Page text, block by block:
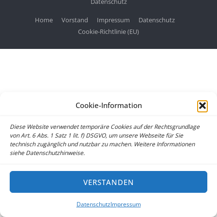
Cookie-Information
Diese Website verwendet temporäre Cookies auf der Rechtsgrundlage
von Art. 6 Abs. 1 Satz 1 lit. f) DSGVO, um unsere Webseite für Sie
technisch zugänglich und nutzbar zu machen. Weitere Informationen
siehe Datenschutzhinweise.
VERSTANDEN
DatenschutzImpressum
Home Vorstand Impressum
Datenschutz
Cookie-Richtlinie (EU)